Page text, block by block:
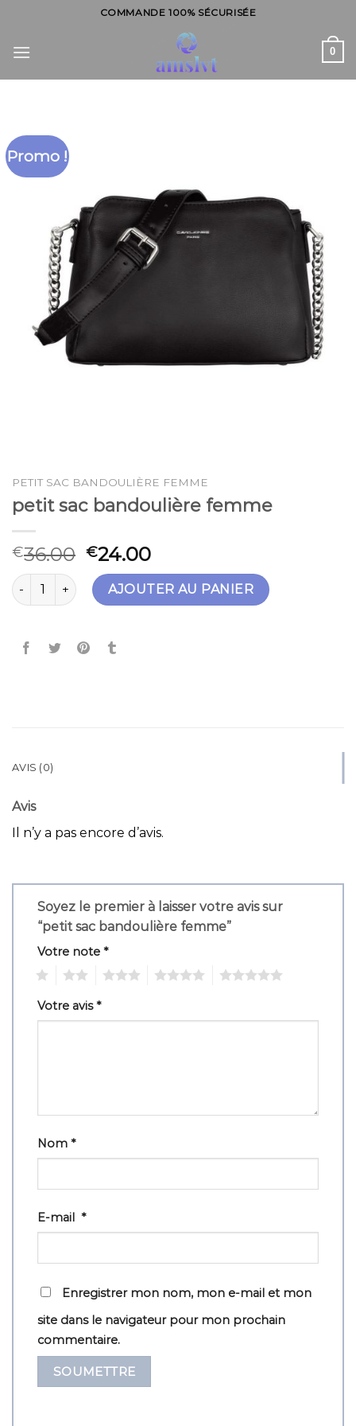
content
COMMANDE 100% SÉCURISÉE
0
Promo !
PETIT SAC BANDOULIÈRE FEMME
petit sac bandoulière femme
€36.00 €24.00
quantité de petit sac bandoulière femme
AJOUTER AU PANIER
AVIS (0)
Avis
Il n’y a pas encore d’avis.
Soyez le premier à laisser votre avis sur
“petit sac bandoulière femme”
Votre note *
Votre avis*
Nom *
E-mail *
Enregistrer mon nom, mon e-mail et mon
site dans le navigateur pour mon prochain
commentaire.